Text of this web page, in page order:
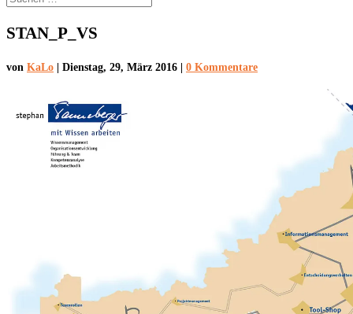
STAN_P_VS
von KaLo Dienstag, 29, März 2016 0 Kommentare